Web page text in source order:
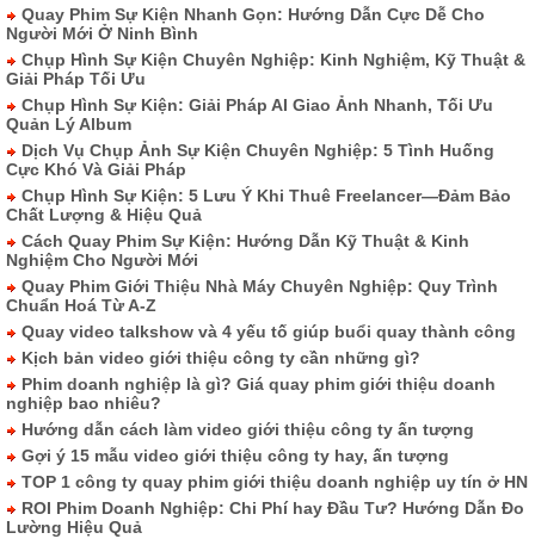
Quay Phim Sự Kiện Nhanh Gọn: Hướng Dẫn Cực Dễ Cho
Người Mới Ở Ninh Bình
Chụp Hình Sự Kiện Chuyên Nghiệp: Kinh Nghiệm, Kỹ Thuật &
Giải Pháp Tối Ưu
Chụp Hình Sự Kiện: Giải Pháp AI Giao Ảnh Nhanh, Tối Ưu
Quản Lý Album
Dịch Vụ Chụp Ảnh Sự Kiện Chuyên Nghiệp: 5 Tình Huống
Cực Khó Và Giải Pháp
Chụp Hình Sự Kiện: 5 Lưu Ý Khi Thuê Freelancer—Đảm Bảo
Chất Lượng & Hiệu Quả
Cách Quay Phim Sự Kiện: Hướng Dẫn Kỹ Thuật & Kinh
Nghiệm Cho Người Mới
Quay Phim Giới Thiệu Nhà Máy Chuyên Nghiệp: Quy Trình
Chuẩn Hoá Từ A-Z
Quay video talkshow và 4 yếu tố giúp buổi quay thành công
Kịch bản video giới thiệu công ty cần những gì?
Phim doanh nghiệp là gì? Giá quay phim giới thiệu doanh
nghiệp bao nhiêu?
Hướng dẫn cách làm video giới thiệu công ty ấn tượng
Gợi ý 15 mẫu video giới thiệu công ty hay, ấn tượng
TOP 1 công ty quay phim giới thiệu doanh nghiệp uy tín ở HN
ROI Phim Doanh Nghiệp: Chi Phí hay Đầu Tư? Hướng Dẫn Đo
Lường Hiệu Quả